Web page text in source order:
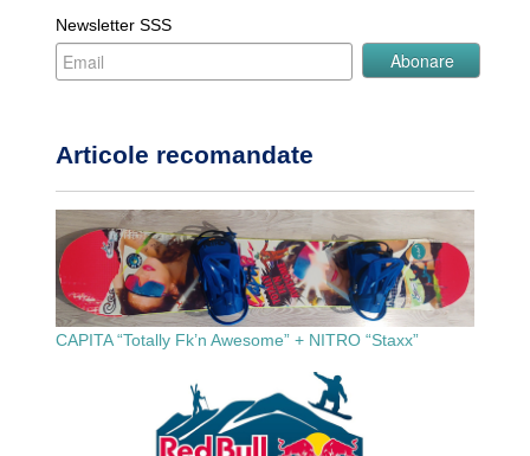
Newsletter SSS
Articole recomandate
CAPITA “Totally Fk’n Awesome” + NITRO “Staxx”